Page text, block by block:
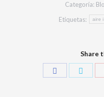
Categoría:
Etiquetas:
aire
Share